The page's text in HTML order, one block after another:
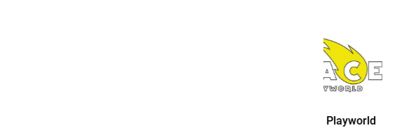
Albrook